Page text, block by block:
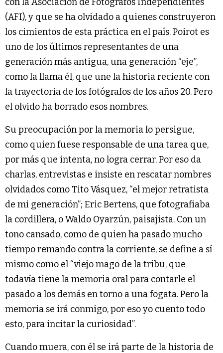
(AFI), y que se ha olvidado a quienes construyeron
los cimientos de esta práctica en el país. Poirot es
uno de los últimos representantes de una
generación más antigua, una generación “eje”,
como la llama él, que une la historia reciente con
la trayectoria de los fotógrafos de los años 20. Pero
el olvido ha borrado esos nombres.
Su preocupación por la memoria lo persigue,
como quien fuese responsable de una tarea que,
por más que intenta, no logra cerrar. Por eso da
charlas, entrevistas e insiste en rescatar nombres
olvidados como Tito Vásquez, “el mejor retratista
de mi generación”; Eric Bertens, que fotografiaba
la cordillera, o Waldo Oyarzún, paisajista. Con un
tono cansado, como de quien ha pasado mucho
tiempo remando contra la corriente, se define a sí
mismo como el “viejo mago de la tribu, que
todavía tiene la memoria oral para contarle el
pasado a los demás en torno a una fogata. Pero la
memoria se irá conmigo, por eso yo cuento todo
esto, para incitar la curiosidad”.
Cuando muera, con él se irá parte de la historia de